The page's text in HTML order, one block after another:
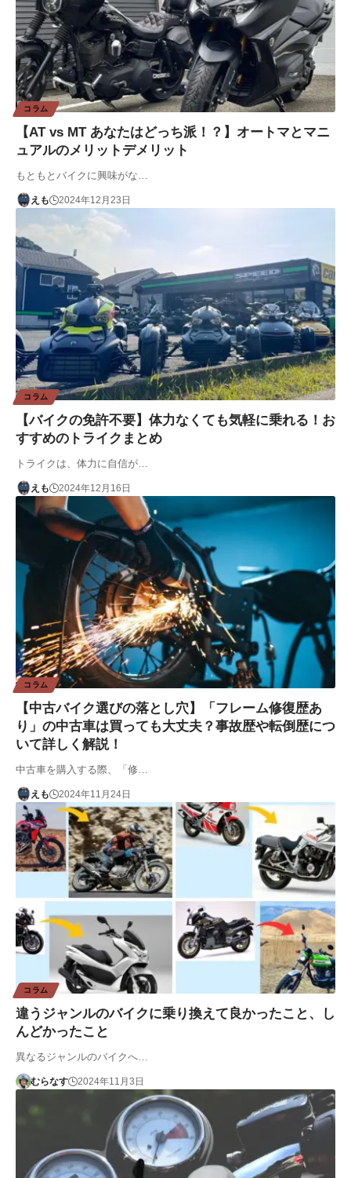
コラム
【AT vs MT あなたはどっち派！？】オートマとマニ
ュアルのメリットデメリット
もともとバイクに興味がな…
えも 2024年12月23日
コラム
【バイクの免許不要】体力なくても気軽に乗れる！お
すすめのトライクまとめ
トライクは、体力に自信が…
えも 2024年12月16日
コラム
【中古バイク選びの落とし穴】「フレーム修復歴あ
り」の中古車は買っても大丈夫？事故歴や転倒歴につ
いて詳しく解説！
中古車を購入する際、「修…
えも 2024年11月24日
コラム
違うジャンルのバイクに乗り換えて良かったこと、し
んどかったこと
異なるジャンルのバイクへ…
むらなす 2024年11月3日